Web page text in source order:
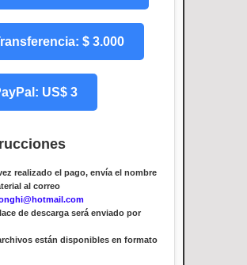
$ 3.000
US$ 3
realizado el pago, envía el nombre
al correo
de descarga será enviado por
están disponibles en formato